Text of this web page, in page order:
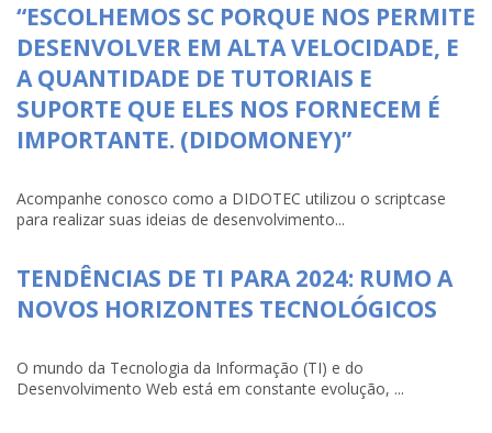
“ESCOLHEMOS SC PORQUE NOS PERMITE
DESENVOLVER EM ALTA VELOCIDADE, E
A QUANTIDADE DE TUTORIAIS E
SUPORTE QUE ELES NOS FORNECEM É
IMPORTANTE. (DIDOMONEY)”
Acompanhe conosco como a DIDOTEC utilizou o scriptcase
para realizar suas ideias de desenvolvimento...
TENDÊNCIAS DE TI PARA 2024: RUMO A
NOVOS HORIZONTES TECNOLÓGICOS
O mundo da Tecnologia da Informação (TI) e do
Desenvolvimento Web está em constante evolução, ...